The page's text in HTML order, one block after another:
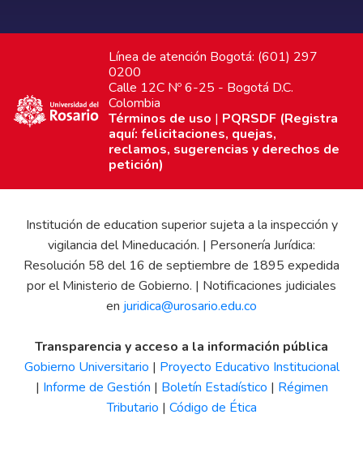
Línea de atención Bogotá: (601) 297
0200
Calle 12C Nº 6-25 - Bogotá D.C.
Colombia
Términos de uso | PQRSDF (Registra
aquí: felicitaciones, quejas,
reclamos, sugerencias y derechos de
petición)
Institución de education superior sujeta a la inspección y
vigilancia del Mineducación. | Personería Jurídica:
Resolución 58 del 16 de septiembre de 1895 expedida
por el Ministerio de Gobierno. | Notificaciones judiciales
en juridica@urosario.edu.co
Transparencia y acceso a la información pública
Gobierno Universitario | Proyecto Educativo Institucional
| Informe de Gestión | Boletín Estadístico | Régimen
Tributario | Código de Ética